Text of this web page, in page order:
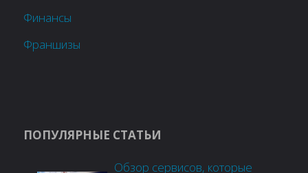
Финансы
Франшизы
ПОПУЛЯРНЫЕ СТАТЬИ
Обзор сервисов, которые